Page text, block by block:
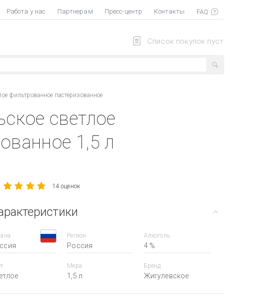
Работа у нас Партнерам Пресс-центр Контакты
Список покупок пуст
фильтрованное пастеризованное
светлое
1,5 л
14 оценок
Регион
Россия
Алкоголь
4 %
Мера
1,5 л
Бренд
Жигулевское